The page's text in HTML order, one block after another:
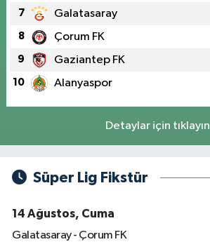
7 Galatasaray
8 Çorum FK
9 Gaziantep FK
10 Alanyaspor
Detaylar için tıklayın
Süper Lig Fikstür
14 Ağustos, Cuma
Galatasaray - Çorum FK